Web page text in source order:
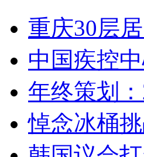
重庆30层
中国疾控
年终策划
悼念冰桶